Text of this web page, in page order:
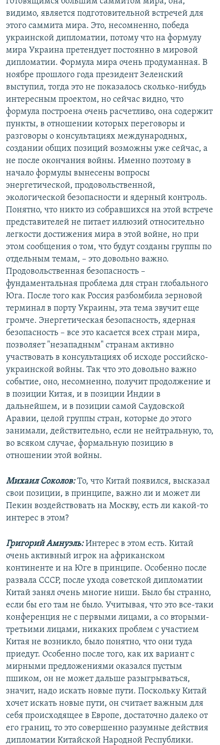
видимо, является подготовительной встречей для
этого саммита мира. Это, несомненно, победа
украинской дипломатии, потому что на формулу
мира Украина претендует постоянно в мировой
дипломатии. Формула мира очень продуманная. В
ноябре прошлого года президент Зеленский
выступил, тогда это не показалось сколько-нибудь
интересным проектом, но сейчас видно, что
формула построена очень расчетливо, она содержит
пункты, в отношении которых переговоры и
разговоры о консультациях международных,
создании общих позиций возможны уже сейчас, а
не после окончания войны. Именно поэтому в
начало формулы вынесены вопросы
энергетической, продовольственной,
экологической безопасности и ядерный контроль.
Понятно, что никто из собравшихся на этой встрече
представителей не питает иллюзий относительно
легкости достижения мира в этой войне, но при
этом сообщения о том, что будут созданы группы по
отдельным темам, – это довольно важно.
Продовольственная безопасность –
фундаментальная проблема для стран глобального
Юга. После того как Россия разбомбила зерновой
терминал в порту Украины, эта тема звучит еще
громче. Энергетическая безопасность, ядерная
безопасность – все это касается всех стран мира,
позволяет "незападным" странам активно
участвовать в консультациях об исходе российско-
украинской войны. Так что это довольно важно
событие, оно, несомненно, получит продолжение и
в позиции Китая, и в позиции Индии в
дальнейшем, и в позиции самой Саудовской
Аравии, целой группы стран, которые до этого
занимали, действительно, если не нейтральную, то,
во всяком случае, формальную позицию в
отношении этой войны.
Михаил Соколов:То, что Китай появился, высказал
свои позиции, в принципе, важно ли и может ли
Пекин воздействовать на Москву, есть ли какой-то
интерес в этом?
Григорий Амнуэль:Интерес в этом есть. Китай
очень активный игрок на африканском
континенте и на Юге в принципе. Особенно после
развала СССР, после ухода советской дипломатии
Китай занял очень многие ниши. Было бы странно,
если бы его там не было. Учитывая, что это все-таки
конференция не с первыми лицами, а со вторыми-
третьими лицами, никаких проблем с участием
Китая не возникло, было понятно, что они туда
приедут. Особенно после того, как их вариант с
мирными предложениями оказался пустым
пшиком, он не может дальше разыгрываться,
значит, надо искать новые пути. Поскольку Китай
хочет искать новые пути, он считает важным для
себя происходящее в Европе, достаточно далеко от
его границ, то это совершенно разумные действия
дипломатии Китайской Народной Республики.